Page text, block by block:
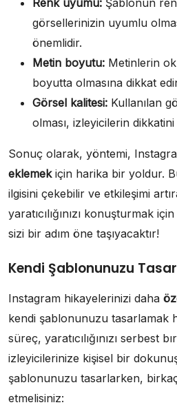
Renk uyumu: Şablonun
görsellerinizin uyumlu
önemlidir.
Metin boyutu: Metinlerin
boyutta olmasına dikkat
Görsel kalitesi: Kullanılan
olması, izleyicilerin
Sonuç olarak, yöntemi,
eklemekiçin harika bir yoldur.
ilgisini çekebilir ve etkileşimi
yaratıcılığınızı konuşturmak
sizi bir adım öne taşıyacaktır!
Kendi Şablonunuzu
Instagram hikayelerinizi daha
kendi şablonunuzu tasarlamak
süreç, yaratıcılığınızı serbest
izleyicilerinize kişisel bir
şablonunuzu tasarlarken,
etmelisiniz: